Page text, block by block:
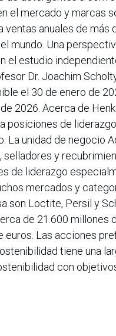
el mercado y marcas
ventas anuales de
mundo. Una
el estudio
Dr. Joachim
el 30 de enero de
2026. Acerca de
posiciones de
La unidad de negocio
y
de liderazgo
mercados y
son Loctite, Persil y
de 21.600 millones
euros. Las acciones
tiene una
con